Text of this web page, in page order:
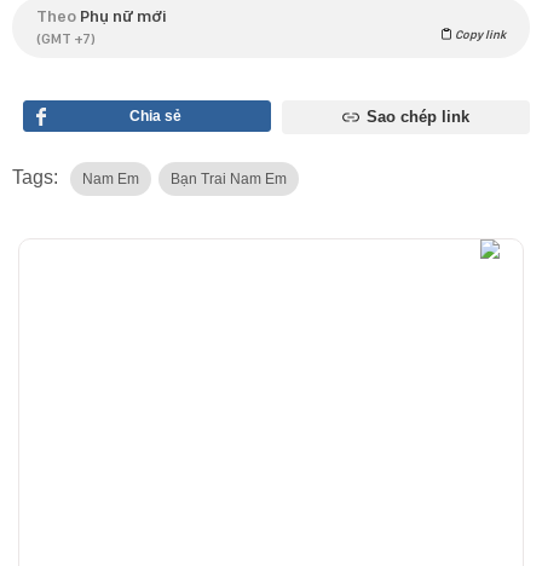
Theo Phụ nữ mới
(GMT +7) Copy link
Chia sẻ Sao chép link
Tags: Nam Em Bạn Trai Nam Em